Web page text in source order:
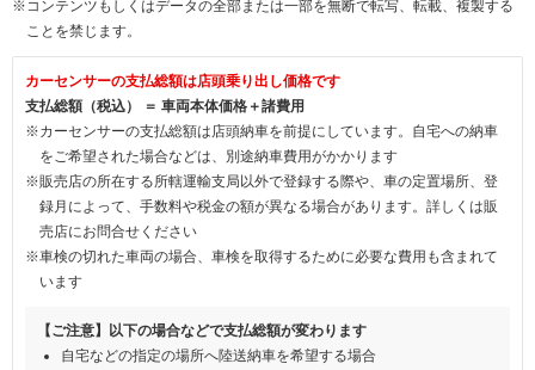
※コンテンツもしくはデータの全部または一部を無断で転写、転載、複製する
ことを禁じます。
カーセンサーの支払総額は店頭乗り出し価格です
支払総額（税込） ＝ 車両本体価格＋諸費用
※カーセンサーの支払総額は店頭納車を前提にしています。自宅への納車
をご希望された場合などは、別途納車費用がかかります
※販売店の所在する所轄運輸支局以外で登録する際や、車の定置場所、登
録月によって、手数料や税金の額が異なる場合があります。詳しくは販
売店にお問合せください
※車検の切れた車両の場合、車検を取得するために必要な費用も含まれて
います
【ご注意】以下の場合などで支払総額が変わります
自宅などの指定の場所へ陸送納車を希望する場合